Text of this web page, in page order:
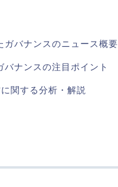
バナンスのニュース概要
ナンスの注目ポイント
関する分析・解説